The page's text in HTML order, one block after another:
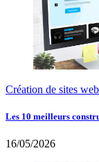
Création de sites web
Les 10 meilleurs
16/05/2026